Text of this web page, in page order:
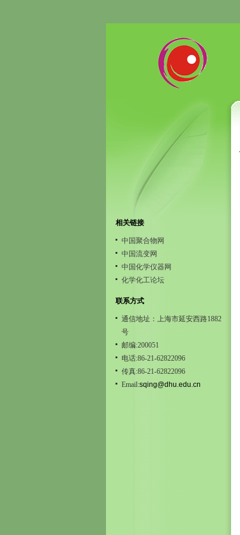
相关链接
中国聚合物网
中国流变网
中国化学仪器网
化学化工论坛
联系方式
通信地址：上海市延安西路1882
号
邮编:200051
电话:86-21-62822096
传真:86-21-62822096
Email:sqing@dhu.edu.cn